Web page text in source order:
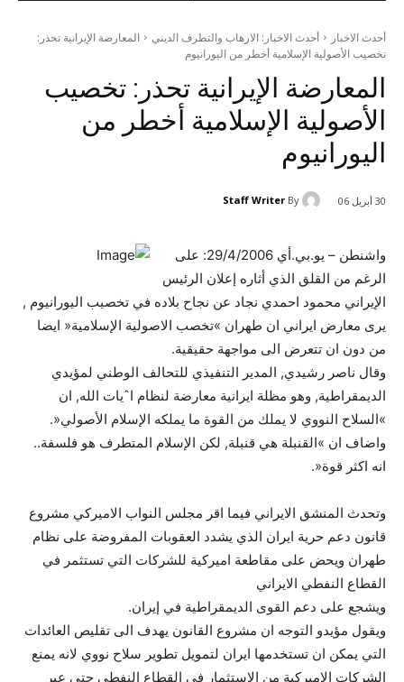
أحدث الاخبار أحدث الاخبار: الارهاب والتطرف الديني
المعارضة الإيرانية تحذر:
تخصيب الأصولية الإسلامية أخطر من اليورانيوم
المعارضة الإيرانية تحذر: تخصيب
الأصولية الإسلامية أخطر من
اليورانيوم
30 أبريل 06 By
Staff Writer
واشنطن – يو.بي.أي 29/4/2006: على
الرغم من القلق الذي أثاره إعلان الرئيس
الإيراني محمود احمدي نجاد عن نجاح بلاده في تخصيب اليورانيوم ,
يرى معارض ايراني ان طهران »تخصب الاصولية الإسلامية« ايضا
من دون ان تتعرض الى مواجهة حقيقية.
وقال ناصر رشيدي, المدير التنفيذي للتحالف الوطني لمؤيدي
الديمقراطية, وهو مظلة ايرانية معارضة لنظام اˆيات الله, ان
»السلاح النووي لا يملك من القوة ما يملكه الإسلام الأصولي«.
واضاف ان »القنبلة هي قنبلة, لكن الإسلام المتطرف هو فلسفة..
انه اكثر قوة«.
وتحدث المنشق الايراني فيما اقر مجلس النواب الاميركي مشروع
قانون دعم حرية ايران الذي يشدد العقوبات المفروضة على نظام
طهران ويحض على مقاطعة اميركية للشركات التي تستثمر في
القطاع النفطي الايراني
ويشجع على دعم القوى الديمقراطية في إيران.
ويقول مؤيدو التوجه ان مشروع القانون يهدف الى تقليص العائدات
التي يمكن ان تستخدمها ايران لتمويل تطوير سلاح نووي لانه يمنع
الشركات الاميركية من الاستثمار في القطاع النفطي حتى عبر